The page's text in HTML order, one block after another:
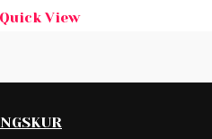
Quick View